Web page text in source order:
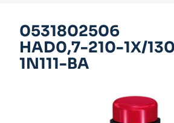
0531802506
HAD0,7-210-1X/
1N111-BA